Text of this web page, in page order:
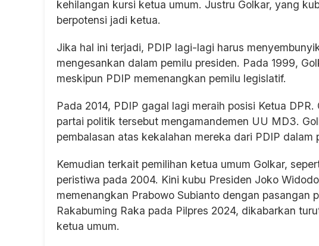
kehilangan kursi ketua umum. Justru Golkar, yang
berpotensi jadi ketua.
Jika hal ini terjadi, PDIP lagi-lagi harus
mengesankan dalam pemilu presiden. Pada 1999,
meskipun PDIP memenangkan pemilu legislatif.
Pada 2014, PDIP gagal lagi meraih posisi Ketua
partai politik tersebut mengamandemen UU MD3.
pembalasan atas kekalahan mereka dari PDIP dalam
Kemudian terkait pemilihan ketua umum Golkar,
peristiwa pada 2004. Kini kubu Presiden Joko
memenangkan Prabowo Subianto dengan pasangan
Rakabuming Raka pada Pilpres 2024, dikabarkan
ketua umum.